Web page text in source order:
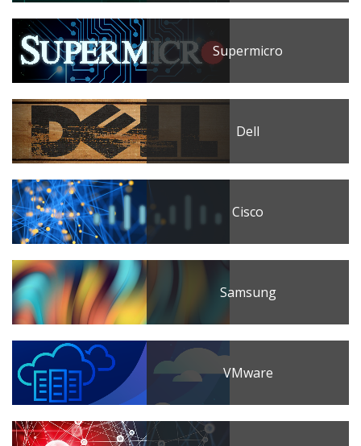
Supermicro
Dell
Cisco
Samsung
VMware